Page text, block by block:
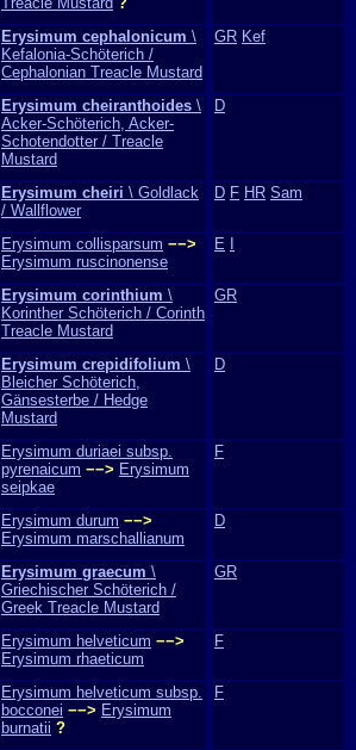
Erysimum cephalonicum \
Kefalonia-Schöterich /
Cephalonian Treacle Mustard
GR Kef
Erysimum cheiranthoides \
Acker-Schöterich, Acker-
Schotendotter / Treacle
Mustard
D
Erysimum cheiri \ Goldlack
/ Wallflower
D F HR Sam
Erysimum collisparsum −−>
Erysimum ruscinonense
E
Erysimum corinthium \
Korinther Schöterich / Corinth
Treacle Mustard
GR
Erysimum crepidifolium \
Bleicher Schöterich,
Gänsesterbe / Hedge
Mustard
D
Erysimum duriaei subsp.
pyrenaicum −−> Erysimum
seipkae
F
Erysimum durum −−>
Erysimum marschallianum
D
Erysimum graecum \
Griechischer Schöterich /
Greek Treacle Mustard
GR
Erysimum helveticum −−>
Erysimum rhaeticum
F
Erysimum helveticum subsp.
bocconei −−> Erysimum
burnatii ?
F